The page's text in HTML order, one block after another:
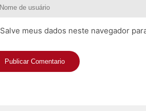
Salve meus dados neste navegador